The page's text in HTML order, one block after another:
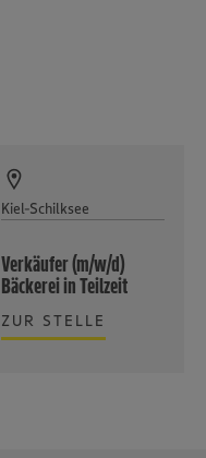
Kiel-Schilksee
Verkäufer (m/w/d)
Bäckerei in Teilzeit
ZUR STELLE